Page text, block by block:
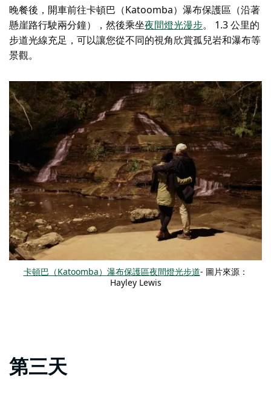
晚餐後，開車前往卡頓巴（Katoomba）瀑布保護區（沿著
懸崖路行駛兩分鐘），然後乘坐夜間燈光漫步。 1.3 公里的
步道光線充足，可以讓您從不同的視角欣賞孤兒岩和瀑布等
景觀。
卡頓巴（Katoomba）瀑布保護區夜間燈光步道- 圖片來源：
Hayley Lewis
第三天